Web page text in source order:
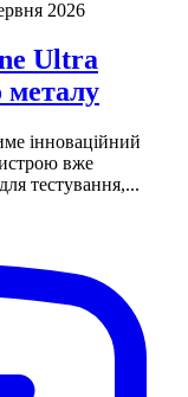
2026
Ultra
металу
інноваційний
вже
тестування,...